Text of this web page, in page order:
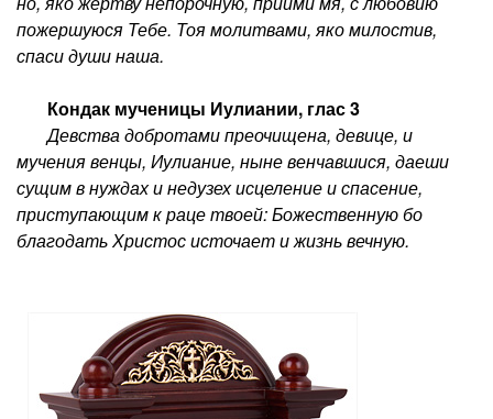
пожершуюся Тебе. Тоя молитвами, яко милостив,
спаси души наша.
Кондак мученицы Иулиании, глас 3
Девства добротами преочищена, девице, и
мучения венцы, Иулиание, ныне венчавшися, даеши
сущим в нуждах и недузех исцеление и спасение,
приступающим к раце твоей: Божественную бо
благодать Христос источает и жизнь вечную.